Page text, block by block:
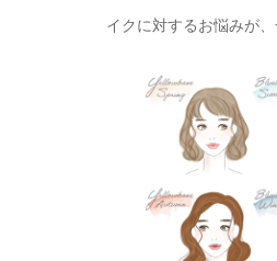
イクに対するお悩みが